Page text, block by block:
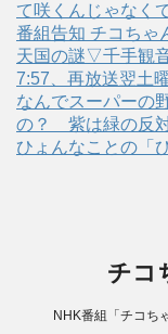
て咲くんじゃなく
番組告知 チコち
天国の謎▽千手観
7:57、再放送翌土
なんでスーパーの
の？ 紫は緑の反
ひょんなことの「
チコ
NHK番組「チコち